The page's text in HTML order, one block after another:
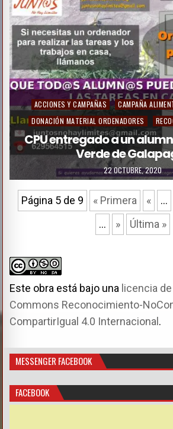
i
n
P
o
s
t
i
ACCIONES Y CAMPAÑAS
CAMPAÑA
DONACIÓN MATERIAL ORDENADORES
CPU entregado a un
Verde de
22 OCTUBRE, 2020
Página 5 de 9 « Primera « ...
...
» Última »
Este obra está bajo una licencia
Commons Reconocimiento-
CompartirIgual 4.0 Internacional.
MESSENGER FACEBOOK
FACEBOOK